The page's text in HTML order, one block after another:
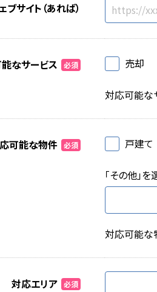
ブサイト（あれば）
なサービス 必須 売却
対応可能な
可能な物件 必須 戸建て
「その他」
対応可能な
対応エリア 必須